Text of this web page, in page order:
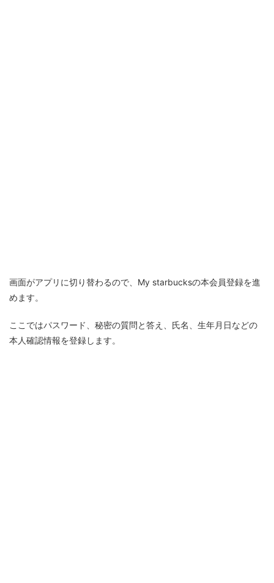
画面がアプリに切り替わるので、My starbucksの本会員登録を進
めます。
ここではパスワード、秘密の質問と答え、氏名、生年月日などの
本人確認情報を登録します。